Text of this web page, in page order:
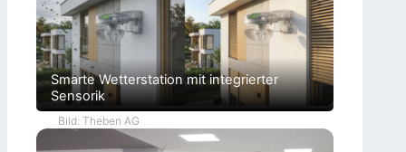
Smarte Wetterstation mit integrierter
Sensorik
Bild: Theben AG